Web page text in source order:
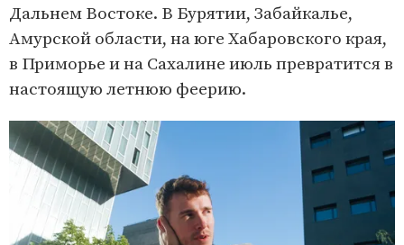
Дальнем Востоке. В Бурятии, Забайкалье,
Амурской области, на юге Хабаровского края,
в Приморье и на Сахалине июль превратится в
настоящую летнюю феерию.